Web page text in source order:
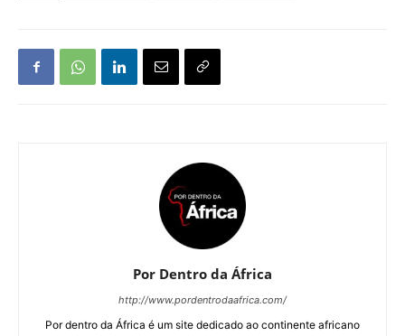
Por Dentro da África
http://www.pordentrodaafrica.com/
Por dentro da África é um site dedicado ao continente africano